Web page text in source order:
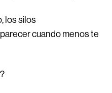
los silos
cuando menos te